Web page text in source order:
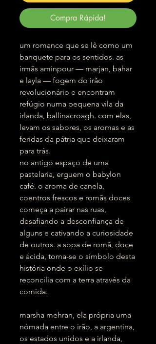
Compra Rápida!
um romance que se lê como um
banquete para os sentidos. as
irmãs aminpour — marjan, bahar
e layla — fogem do irão
revolucionário e encontram
refúgio numa pequena vila da
irlanda, ballinacroagh. com elas,
levam os sabores, os aromas e as
feridas da pátria que deixaram
para trás.
no antigo espaço de uma
pastelaria, erguem o babylon
café. o aroma de canela,
coentros frescos e romãs doces
começa a pairar nas ruas,
desafiando a desconfiança de
alguns e cativando a curiosidade
de outros. a sopa de romã, doce
e ácida, torna-se o símbolo desta
história onde o exílio se
reconcilia com a terra através da
comida.
marsha mehran, ela própria uma
nómada entre o irão, a argentina,
os estados unidos e a irlanda,